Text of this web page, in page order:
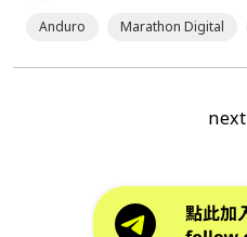
Anduro Marathon Digital
next